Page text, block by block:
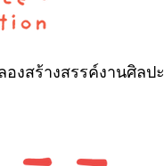
งสร้างสรรค์งานศิลปะ